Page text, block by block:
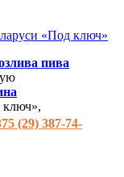
«Под ключ»
пива
(29) 387-74-